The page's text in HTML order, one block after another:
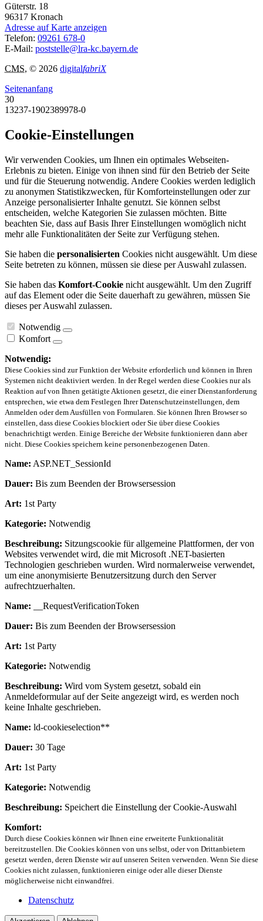
Güterstr. 18
96317 Kronach
Adresse auf Karte anzeigen
Telefon: 09261 678-0
E-Mail: poststelle@lra-kc.bayern.de
CMS, © 2026 digitalfabriX
Seitenanfang
30
13237-1902389978-0
Cookie-Einstellungen
Wir verwenden Cookies, um Ihnen ein optimales Webseiten-
Erlebnis zu bieten. Einige von ihnen sind für den Betrieb der Seite
und für die Steuerung notwendig. Andere Cookies werden lediglich
zu anonymen Statistikzwecken, für Komforteinstellungen oder zur
Anzeige personalisierter Inhalte genutzt. Sie können selbst
entscheiden, welche Kategorien Sie zulassen möchten. Bitte
beachten Sie, dass auf Basis Ihrer Einstellungen womöglich nicht
mehr alle Funktionalitäten der Seite zur Verfügung stehen.
Sie haben die personalisierten Cookies nicht ausgewählt. Um diese
Seite betreten zu können, müssen sie diese per Auswahl zulassen.
Sie haben das Komfort-Cookie nicht ausgewählt. Um den Zugriff
auf das Element oder die Seite dauerhaft zu gewähren, müssen Sie
dieses per Auswahl zulassen.
Notwendig
Komfort
Notwendig:
Diese Cookies sind zur Funktion der Website erforderlich und können in Ihren
Systemen nicht deaktiviert werden. In der Regel werden diese Cookies nur als
Reaktion auf von Ihnen getätigte Aktionen gesetzt, die einer Dienstanforderung
entsprechen, wie etwa dem Festlegen Ihrer Datenschutzeinstellungen, dem
Anmelden oder dem Ausfüllen von Formularen. Sie können Ihren Browser so
einstellen, dass diese Cookies blockiert oder Sie über diese Cookies
benachrichtigt werden. Einige Bereiche der Website funktionieren dann aber
nicht. Diese Cookies speichern keine personenbezogenen Daten.
Name: ASP.NET_SessionId
Dauer: Bis zum Beenden der Browsersession
Art: 1st Party
Kategorie: Notwendig
Beschreibung: Sitzungscookie für allgemeine Plattformen, der von
Websites verwendet wird, die mit Microsoft .NET-basierten
Technologien geschrieben wurden. Wird normalerweise verwendet,
um eine anonymisierte Benutzersitzung durch den Server
aufrechtzuerhalten.
Name: __RequestVerificationToken
Dauer: Bis zum Beenden der Browsersession
Art: 1st Party
Kategorie: Notwendig
Beschreibung: Wird vom System gesetzt, sobald ein
Anmeldeformular auf der Seite angezeigt wird, es werden noch
keine Inhalte geschrieben.
Name: ld-cookieselection**
Dauer: 30 Tage
Art: 1st Party
Kategorie: Notwendig
Beschreibung: Speichert die Einstellung der Cookie-Auswahl
Komfort:
Durch diese Cookies können wir Ihnen eine erweiterte Funktionalität
bereitzustellen. Die Cookies können von uns selbst, oder von Drittanbietern
gesetzt werden, deren Dienste wir auf unseren Seiten verwenden. Wenn Sie diese
Cookies nicht zulassen, funktionieren einige oder alle dieser Dienste
möglicherweise nicht einwandfrei.
Datenschutz